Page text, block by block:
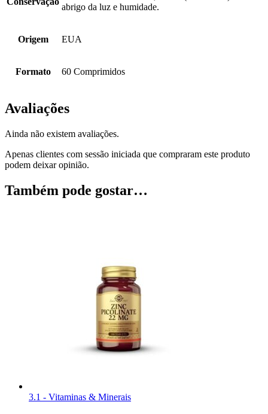
abrigo da luz e humidade.
Origem EUA
Formato 60 Comprimidos
Avaliações
Ainda não existem avaliações.
Apenas clientes com sessão iniciada que compraram este produto
podem deixar opinião.
Também pode gostar…
3.1 - Vitaminas & Minerais